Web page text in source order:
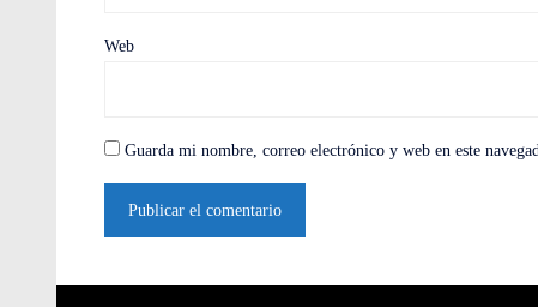
Web
Guarda mi nombre, correo electrónico y web en este